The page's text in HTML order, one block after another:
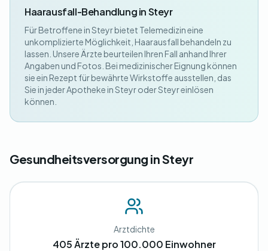
Haarausfall-Behandlung in Steyr
Für Betroffene in Steyr bietet Telemedizin eine
unkomplizierte Möglichkeit, Haarausfall behandeln zu
lassen. Unsere Ärzte beurteilen Ihren Fall anhand Ihrer
Angaben und Fotos. Bei medizinischer Eignung können
sie ein Rezept für bewährte Wirkstoffe ausstellen, das
Sie in jeder Apotheke in Steyr oder Steyr einlösen
können.
Gesundheitsversorgung in Steyr
Arztdichte
405 Ärzte pro 100.000 Einwohner